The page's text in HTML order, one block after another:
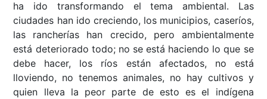
ha ido transformando el tema ambiental. Las
ciudades han ido creciendo, los municipios, caseríos,
las rancherías han crecido, pero ambientalmente
está deteriorado todo; no se está haciendo lo que se
debe hacer, los ríos están afectados, no está
lloviendo, no tenemos animales, no hay cultivos y
quien lleva la peor parte de esto es el indígena